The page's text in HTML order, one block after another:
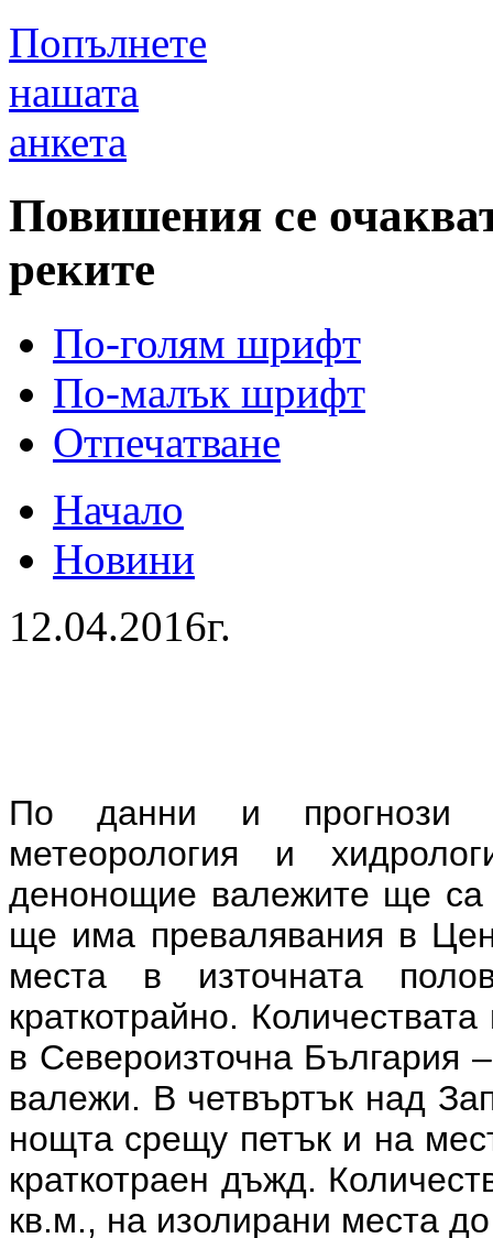
Попълнете
нашата
анкета
Повишения се
реките
По-голям шрифт
По-малък шрифт
Отпечатване
Начало
Новини
12.04.2016г.
По данни и прогнози
метеорология и
денонощие валежите ще
ще има превалявания в
места в източната
краткотрайно.
в Североизточна България
валежи. В четвъртък над
нощта срещу петък и на
краткотраен дъжд.
кв.м., на изолирани места